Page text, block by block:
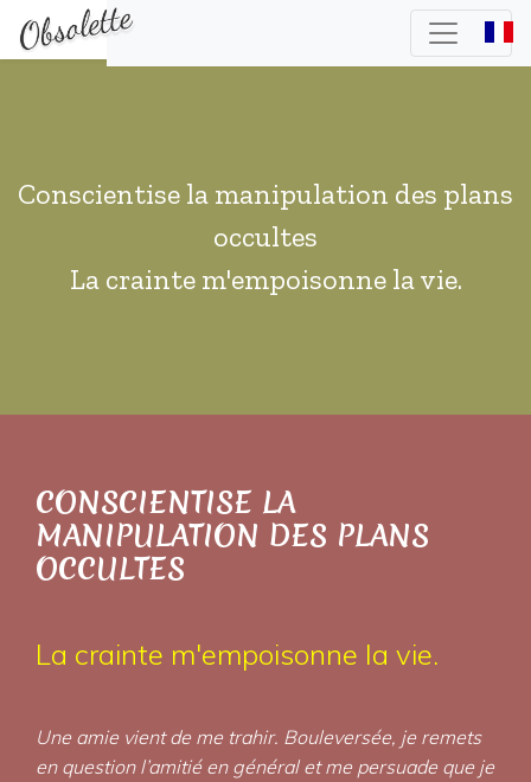
Conscientise la manipulation des plans
occultes
La crainte m'empoisonne la vie.
CONSCIENTISE LA
MANIPULATION DES PLANS
OCCULTES
La crainte m'empoisonne la vie.
Une amie vient de me trahir. Bouleversée, je remets
en question l’amitié en général et me persuade que je